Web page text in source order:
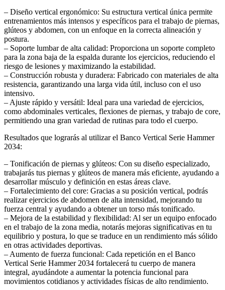
– Diseño vertical ergonómico: Su estructura vertical única permite
entrenamientos más intensos y específicos para el trabajo de piernas,
glúteos y abdomen, con un enfoque en la correcta alineación y
postura.
– Soporte lumbar de alta calidad: Proporciona un soporte completo
para la zona baja de la espalda durante los ejercicios, reduciendo el
riesgo de lesiones y maximizando la estabilidad.
– Construcción robusta y duradera: Fabricado con materiales de alta
resistencia, garantizando una larga vida útil, incluso con el uso
intensivo.
– Ajuste rápido y versátil: Ideal para una variedad de ejercicios,
como abdominales verticales, flexiones de piernas, y trabajo de core,
permitiendo una gran variedad de rutinas para todo el cuerpo.
Resultados que lograrás al utilizar el Banco Vertical Serie Hammer
2034:
– Tonificación de piernas y glúteos: Con su diseño especializado,
trabajarás tus piernas y glúteos de manera más eficiente, ayudando a
desarrollar músculo y definición en estas áreas clave.
– Fortalecimiento del core: Gracias a su posición vertical, podrás
realizar ejercicios de abdomen de alta intensidad, mejorando tu
fuerza central y ayudando a obtener un torso más tonificado.
– Mejora de la estabilidad y flexibilidad: Al ser un equipo enfocado
en el trabajo de la zona media, notarás mejoras significativas en tu
equilibrio y postura, lo que se traduce en un rendimiento más sólido
en otras actividades deportivas.
– Aumento de fuerza funcional: Cada repetición en el Banco
Vertical Serie Hammer 2034 fortalecerá tu cuerpo de manera
integral, ayudándote a aumentar la potencia funcional para
movimientos cotidianos y actividades físicas de alto rendimiento.